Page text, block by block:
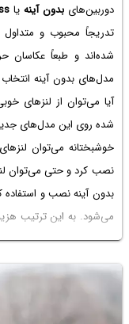
دوربین‌هایبدون آینه یا
تدریجاً محبوب و
شده‌اند و طبعاً عکاسان
مدل‌های بدون آینه
آیا می‌توان از لنز‌های
شده روی این مدل‌های
خوشبختانه می‌توان
نصب کرد و حتی می‌توان
بدون آینه نصب و استفاده
می‌شود. به این ترتیب
خرید لنز مرغوب و جدید،
در ادامه به روش‌های
جدید